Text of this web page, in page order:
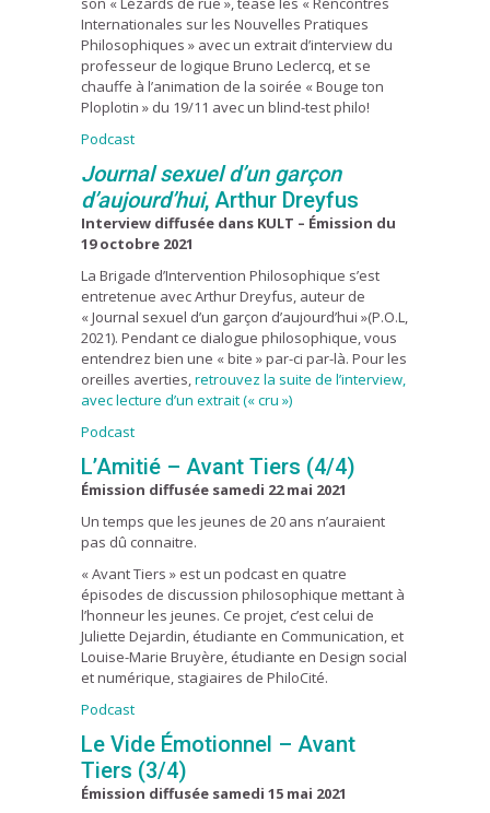
Internationales sur les Nouvelles Pratiques
Philosophiques » avec un extrait d’interview du
professeur de logique Bruno Leclercq, et se
chauffe à l’animation de la soirée « Bouge ton
Ploplotin » du 19/11 avec un blind-test philo!
Podcast
Journal sexuel d’un garçon
d’aujourd’hui, Arthur Dreyfus
Interview diffusée dans KULT – Émission du
19 octobre 2021
La Brigade d’Intervention Philosophique s’est
entretenue avec Arthur Dreyfus, auteur de
« Journal sexuel d’un garçon d’aujourd’hui »(P.O.L,
2021). Pendant ce dialogue philosophique, vous
entendrez bien une « bite » par-ci par-là. Pour les
oreilles averties, retrouvez la suite de l’interview,
avec lecture d’un extrait (« cru »)
Podcast
L’Amitié – Avant Tiers (4/4)
Émission diffusée samedi 22 mai 2021
Un temps que les jeunes de 20 ans n’auraient
pas dû connaitre.
« Avant Tiers » est un podcast en quatre
épisodes de discussion philosophique mettant à
l’honneur les jeunes. Ce projet, c’est celui de
Juliette Dejardin, étudiante en Communication, et
Louise-Marie Bruyère, étudiante en Design social
et numérique, stagiaires de PhiloCité.
Podcast
Le Vide Émotionnel – Avant
Tiers (3/4)
Émission diffusée samedi 15 mai 2021